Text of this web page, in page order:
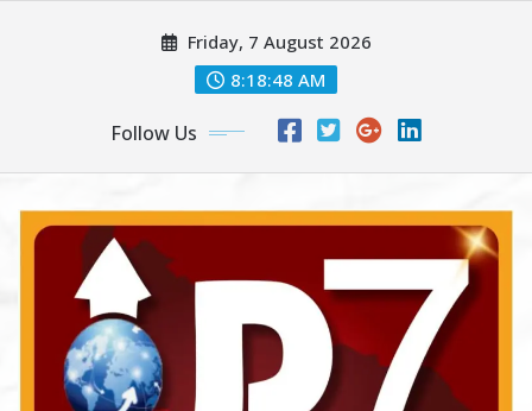
Friday, 7 August 2026
8:18:50 AM
Follow Us